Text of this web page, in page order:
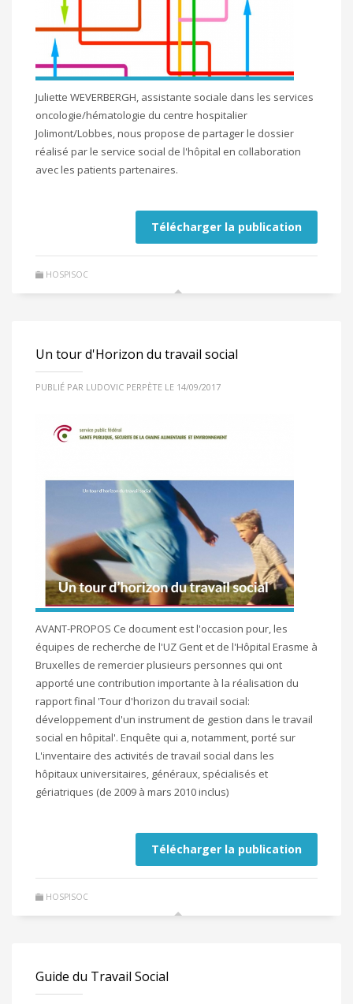
Juliette WEVERBERGH, assistante sociale dans les services
oncologie/hématologie du centre hospitalier
Jolimont/Lobbes, nous propose de partager le dossier
réalisé par le service social de l'hôpital en collaboration
avec les patients partenaires.
Télécharger la publication
HOSPISOC
Un tour d'Horizon du travail social
PUBLIÉ PAR LUDOVIC PERPÈTE LE 14/09/2017
AVANT-PROPOS Ce document est l'occasion pour, les
équipes de recherche de l'UZ Gent et de l'Hôpital Erasme à
Bruxelles de remercier plusieurs personnes qui ont
apporté une contribution importante à la réalisation du
rapport final 'Tour d'horizon du travail social:
développement d'un instrument de gestion dans le travail
social en hôpital'. Enquête qui a, notamment, porté sur
L'inventaire des activités de travail social dans les
hôpitaux universitaires, généraux, spécialisés et
gériatriques (de 2009 à mars 2010 inclus)
Télécharger la publication
HOSPISOC
Guide du Travail Social